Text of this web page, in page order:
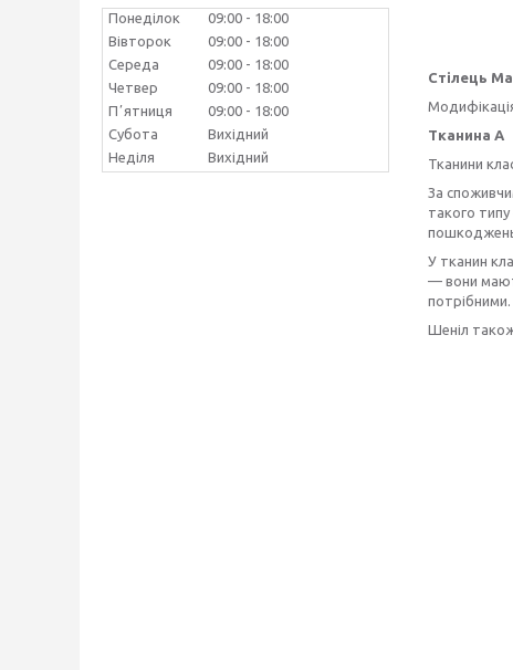
Стілець
Тканина А
Тканини
За
такого
У тканин
— вони
потрібними.
Шеніл
Понеділок 09:00
18:00
Вівторок
09:00
18:00
Середа
09:00
18:00
Четвер
09:00
18:00
Пʼятниця
09:00
18:00
Субота
Вихідний
Неділя
Вихідний